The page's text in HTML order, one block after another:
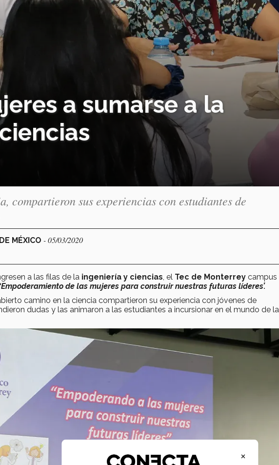
a sumarse a la
compartieron sus experiencias con estudiantes de
MÉXICO - 05/03/2020
a las filas de la ingeniería y ciencias , el Tec de Monterrey campus
‘Empoderamiento de las mujeres para construir nuestras futuras líderes’.
camino en la ciencia compartieron su experiencia con jóvenes de
dudas y las animaron a las estudiantes a incursionar en el mundo de la
×